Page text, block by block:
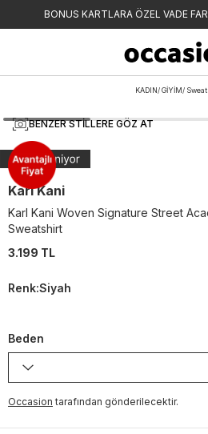
BONUS KARTLARA ÖZEL VADE
KADIN/ GİYİM/
BENZER STILLERE GÖZ AT
Karl Kani
Karl Kani Woven Signature Street
Sweatshirt
3.199 TL
Renk:Siyah
Beden
Occasion tarafından gönderilecektir.